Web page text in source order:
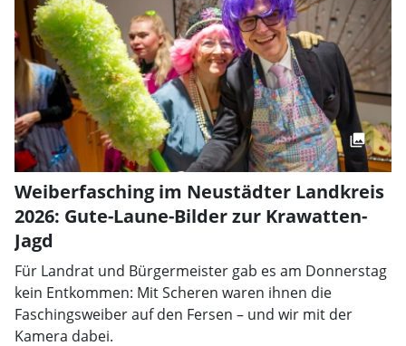
Weiberfasching im Neustädter Landkreis
2026: Gute-Laune-Bilder zur Krawatten-
Jagd
Für Landrat und Bürgermeister gab es am Donnerstag
kein Entkommen: Mit Scheren waren ihnen die
Faschingsweiber auf den Fersen – und wir mit der
Kamera dabei.